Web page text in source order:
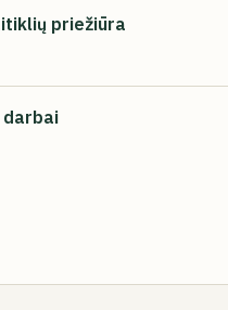
priežiūra